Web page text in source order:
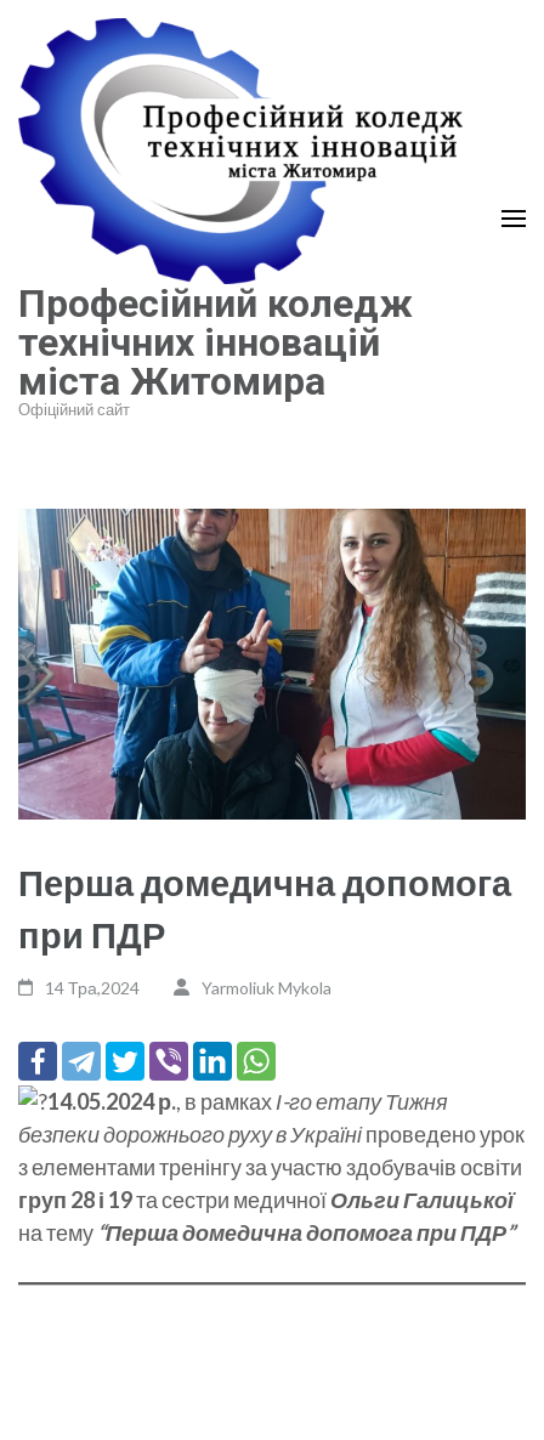
вмісту
(натисніть
Enter)
Професійний коледж
технічних інновацій
міста Житомира
Офіційний сайт
Перша домедична допомога
при ПДР
14 Тра,2024 Yarmoliuk Mykola
14.05.2024 р., в рамкахІ-го етапу Тижня
безпеки дорожнього руху в Україніпроведено урок
з елементами тренінгу за участю здобувачів освіти
груп 28 і 19та сестри медичноїОльги Галицької
на тему “Перша домедична допомога при ПДР”